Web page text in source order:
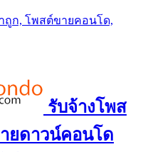
ถูก, โพสต์ขายคอนโด,
รับจ้างโพส
ยดาวน์คอนโด